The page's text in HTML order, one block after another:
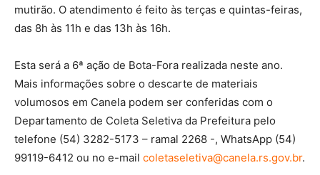
mutirão. O atendimento é feito às terças e quintas-feiras,
das 8h às 11h e das 13h às 16h.
Esta será a 6ª ação de Bota-Fora realizada neste ano.
Mais informações sobre o descarte de materiais
volumosos em Canela podem ser conferidas com o
Departamento de Coleta Seletiva da Prefeitura pelo
telefone (54) 3282-5173 – ramal 2268 -, WhatsApp (54)
99119-6412 ou no e-mail coletaseletiva@canela.rs.gov.br.